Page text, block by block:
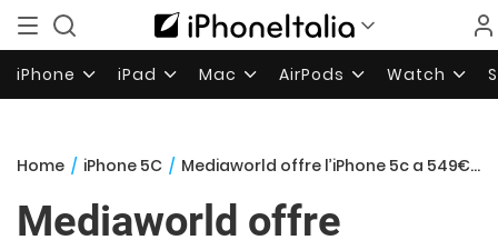
iPhone iPad Mac AirPods Watch
Home / iPhone 5C / Mediaworld offre l’iPhone 5c a 549€, solo per oggi
Mediaworld offre